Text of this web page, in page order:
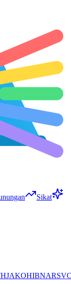
Sikat
JAKOHIBNARSV